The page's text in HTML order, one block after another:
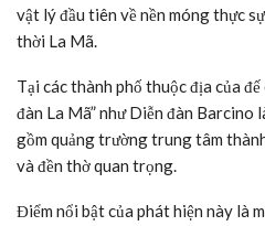
vật lý đầu tiên về nền móng thực
thời La Mã.
Tại các thành phố thuộc địa của đế
đàn La Mã” như Diễn đàn Barcino
gồm quảng trường trung tâm
và đền thờ quan trọng.
Điểm nổi bật của phát hiện này là